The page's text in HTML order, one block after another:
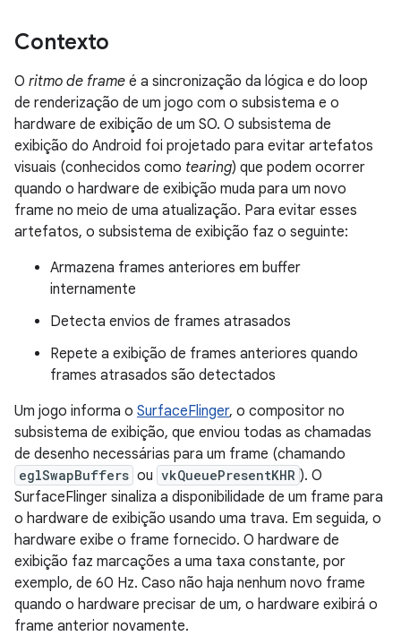
Contexto
O ritmo de frame é a sincronização da lógica e do loop
de renderização de um jogo com o subsistema e o
hardware de exibição de um SO. O subsistema de
exibição do Android foi projetado para evitar artefatos
visuais (conhecidos como tearing) que podem ocorrer
quando o hardware de exibição muda para um novo
frame no meio de uma atualização. Para evitar esses
artefatos, o subsistema de exibição faz o seguinte:
Armazena frames anteriores em buffer
internamente
Detecta envios de frames atrasados
Repete a exibição de frames anteriores quando
frames atrasados são detectados
Um jogo informa o SurfaceFlinger, o compositor no
subsistema de exibição, que enviou todas as chamadas
de desenho necessárias para um frame (chamando
eglSwapBuffers ou vkQueuePresentKHR ). O
SurfaceFlinger sinaliza a disponibilidade de um frame para
o hardware de exibição usando uma trava. Em seguida, o
hardware exibe o frame fornecido. O hardware de
exibição faz marcações a uma taxa constante, por
exemplo, de 60 Hz. Caso não haja nenhum novo frame
quando o hardware precisar de um, o hardware exibirá o
frame anterior novamente.